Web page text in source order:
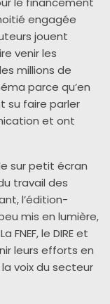
engagée
jouent
venir les
millions de
parce qu’en
su faire parler
et ont
sur petit écran
travail des
l’édition-
mis en lumière,
le DIRE et
leurs efforts en
voix du secteur